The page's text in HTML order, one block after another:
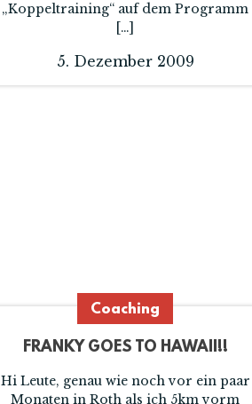
„Koppeltraining“ auf dem Programm
[…]
5. Dezember 2009
Coaching
FRANKY GOES TO HAWAII!!
Hi Leute, genau wie noch vor ein paar
Monaten in Roth als ich 5km vorm